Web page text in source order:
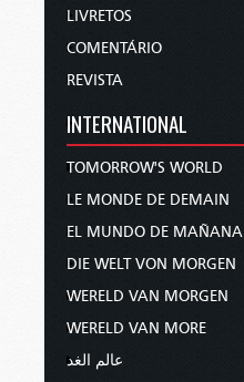
LIVRETOS
COMENTÁRIO
REVISTA
INTERNATIONAL
TOMORROW'S WORLD
LE MONDE DE DEMAIN
EL MUNDO DE MAÑANA
DIE WELT VON MORGEN
WERELD VAN MORGEN
WERELD VAN MORE
عالم الغد